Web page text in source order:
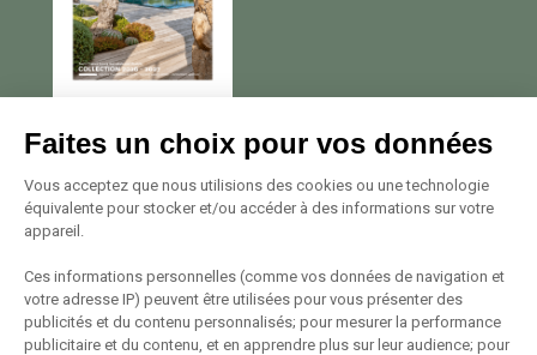
Nous contacter
Avenue Georges Pompidou
20137 Porto Vecchio
Tél. +33 (0)4 95 72 22 22
Voir le plan
Suivez-nous
Faites un choix pour vos données
Vous acceptez que nous utilisions des cookies ou une technologie
équivalente pour stocker et/ou accéder à des informations sur votre
appareil.
Ces informations personnelles (comme vos données de navigation et
votre adresse IP) peuvent être utilisées pour vous présenter des
publicités et du contenu personnalisés; pour mesurer la performance
publicitaire et du contenu, et en apprendre plus sur leur audience; pour